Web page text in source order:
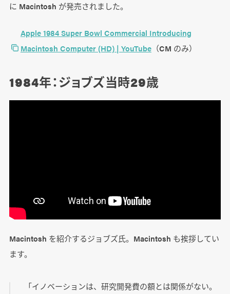
に Macintosh が発売されました。
Apple 1984 Super Bowl Commercial Introducing
Macintosh Computer (HD) | YouTube（CM のみ）
1984年：ジョブズ当時29歳
Macintosh を紹介するジョブズ氏。Macintosh も挨拶してい
ます。
「イノベーションは、研究開発費の額とは関係がない。